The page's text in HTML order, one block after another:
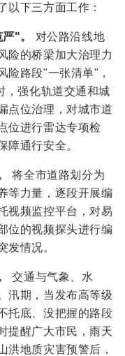
以下三方面工作：
"。
对公路沿线地
险的桥梁加大治理力
险路段"一张清单"，
，强化轨道交通和城
点位治理，对城市道
位进行雷达专项检
障通行安全。
将全市道路划分为
等力量，逐段开展编
视频监控平台，对易
位的视频探头进行编
发情况。
交通与气象、水
汛期，当发布高等级
托底、没把握的路段
提醒广大市民，雨天
洪地质灾害预警后，